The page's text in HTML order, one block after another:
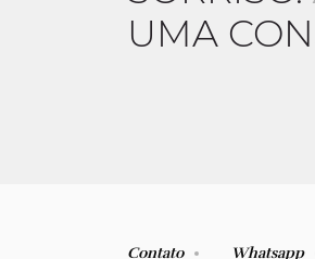
UMA
Contato Whatsapp